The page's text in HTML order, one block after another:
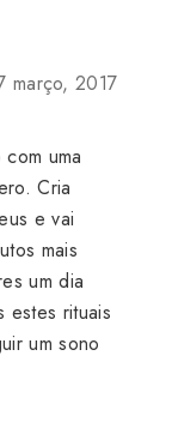
março, 2017
uma
Cria
e vai
mais
um dia
estes rituais
um sono